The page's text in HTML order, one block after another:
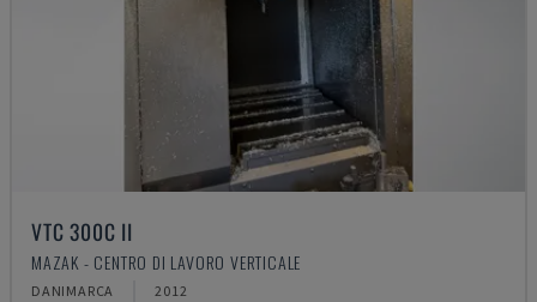
VTC 300C II
MAZAK - CENTRO DI LAVORO VERTICALE
DANIMARCA 2012